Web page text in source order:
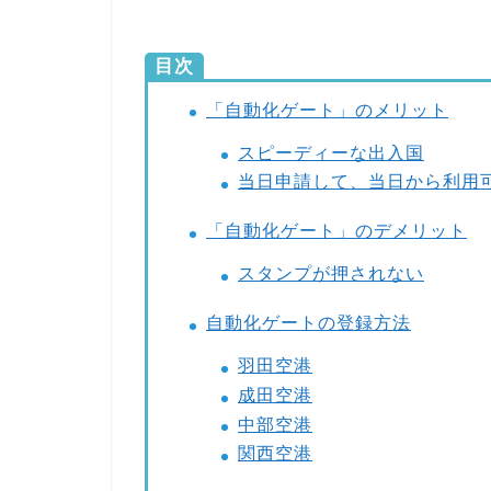
目次
「自動化ゲート」のメリット
スピーディーな出入国
当日申請して、当日から利用
「自動化ゲート」のデメリット
スタンプが押されない
自動化ゲートの登録方法
羽田空港
成田空港
中部空港
関西空港